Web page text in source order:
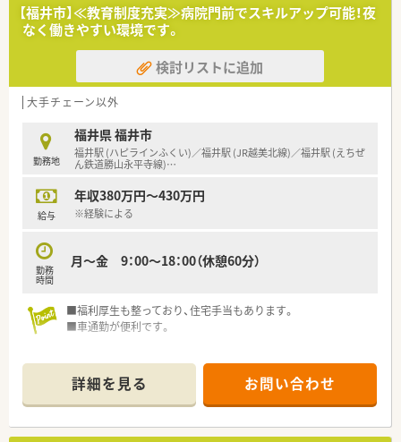
■未経験・ブランクがある方も歓迎しています。※ご年収は応相
談
■ベテラン薬剤師様含めて、従業員の方は皆様優しく温和な方ば
かり！
地域に根差した調剤薬局で、患者様を第一に考え、近隣の患者
様から信頼されている薬局となるべく、入社後に分からないこと
があっても皆さん丁寧に指導頂けます
＼ おすすめポイント ／
■福井県内のみの展開ですので無理な異動などはございませ
ん。福井県で腰を据えて働きたい方にオススメです
せたい方にもオススメです
■ご年齢・ご経験により、最大年収750万円も検討可能です！お気
【福井市】≪教育制度充実≫病院門前でスキルアップ可能！夜
なく働きやすい環境です。
検討リストに追加
大手チェーン以外
勤務地
福井県 福井市
福井駅 (ハピラインふくい)／福井駅 (JR越美北線)／福井駅 (えちぜ
ん鉄道勝山永平寺線)…
給与
年収380万円～430万円
※経験による
勤務
時間
月～金 9：00～18：00（休憩60分）
■福利厚生も整っており、住宅手当もあります。
■車通勤が便利です。
詳細を見る お問い合わせ